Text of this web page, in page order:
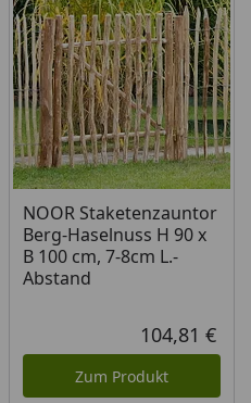
NOOR Staketenzauntor
Berg-Haselnuss H 90 x
B 100 cm, 7-8cm L.-
Abstand
104,81 €
Zum Produkt